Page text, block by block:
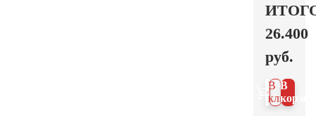
26.400
руб.
В
В 1
клик